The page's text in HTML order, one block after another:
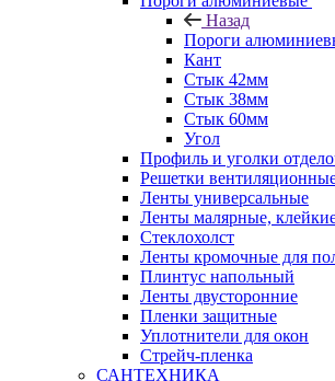
Назад
Пороги
Кант
Стык 42мм
Стык 38мм
Стык 60мм
Угол
Профиль и уголки
Решетки
Ленты универсальные
Ленты малярные,
Стеклохолст
Ленты кромочные для
Плинтус напольный
Ленты двусторонние
Пленки защитные
Уплотнители для окон
Стрейч-пленка
САНТЕХНИКА